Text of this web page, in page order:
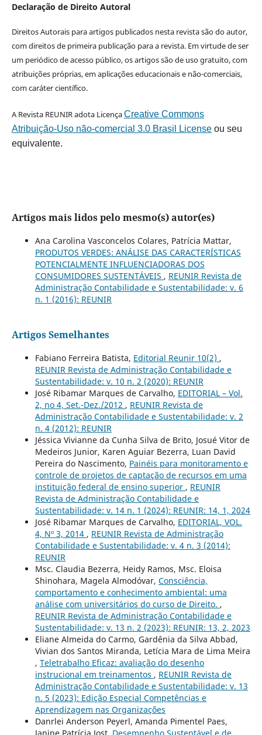
Declaração de Direito Autoral
Direitos Autorais para artigos publicados nesta revista são do autor,
com direitos de primeira publicação para a revista. Em virtude de ser
um periódico de acesso público, os artigos são de uso gratuito, com
atribuições próprias, em aplicações educacionais e não-comerciais,
com caráter científico.
A Revista REUNIR adota LicençaCreative Commons
Atribuição-Uso não-comercial 3.0 Brasil Licenseou seu
equivalente.
Artigos mais lidos pelo mesmo(s) autor(es)
Ana Carolina Vasconcelos Colares, Patrícia Mattar,
PRODUTOS VERDES: ANÁLISE DAS CARACTERÍSTICAS
POTENCIALMENTE INFLUENCIADORAS DOS
CONSUMIDORES SUSTENTÁVEIS , REUNIR Revista de
Administração Contabilidade e Sustentabilidade: v. 6
n. 1 (2016): REUNIR
Artigos Semelhantes
Fabiano Ferreira Batista, Editorial Reunir 10(2) ,
REUNIR Revista de Administração Contabilidade e
Sustentabilidade: v. 10 n. 2 (2020): REUNIR
José Ribamar Marques de Carvalho, EDITORIAL – Vol.
2, no 4, Set.-Dez./2012 , REUNIR Revista de
Administração Contabilidade e Sustentabilidade: v. 2
n. 4 (2012): REUNIR
Jéssica Vivianne da Cunha Silva de Brito, Josué Vitor de
Medeiros Junior, Karen Aguiar Bezerra, Luan David
Pereira do Nascimento, Painéis para monitoramento e
controle de projetos de captação de recursos em uma
instituição federal de ensino superior , REUNIR
Revista de Administração Contabilidade e
Sustentabilidade: v. 14 n. 1 (2024): REUNIR: 14, 1, 2024
José Ribamar Marques de Carvalho, EDITORIAL, VOL.
4, Nº 3, 2014 , REUNIR Revista de Administração
Contabilidade e Sustentabilidade: v. 4 n. 3 (2014):
REUNIR
Msc. Claudia Bezerra, Heidy Ramos, Msc. Eloisa
Shinohara, Magela Almodóvar, Consciência,
comportamento e conhecimento ambiental: uma
análise com universitários do curso de Direito. ,
REUNIR Revista de Administração Contabilidade e
Sustentabilidade: v. 13 n. 2 (2023): REUNIR: 13, 2, 2023
Eliane Almeida do Carmo, Gardênia da Silva Abbad,
Vivian dos Santos Miranda, Letícia Mara de Lima Meira
, Teletrabalho Eficaz: avaliação do desenho
instrucional em treinamentos , REUNIR Revista de
Administração Contabilidade e Sustentabilidade: v. 13
n. 5 (2023): Edição Especial Competências e
Aprendizagem nas Organizações
Danrlei Anderson Peyerl, Amanda Pimentel Paes,